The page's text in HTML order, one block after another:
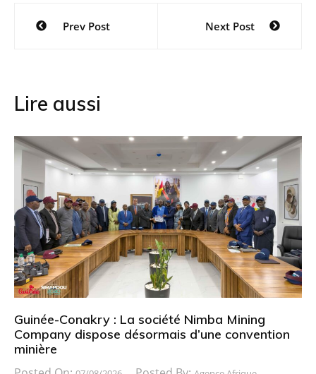
Navigation
Prev Post Next Post
Lire aussi
Guinée-Conakry : La société Nimba Mining
Company dispose désormais d’une convention
minière